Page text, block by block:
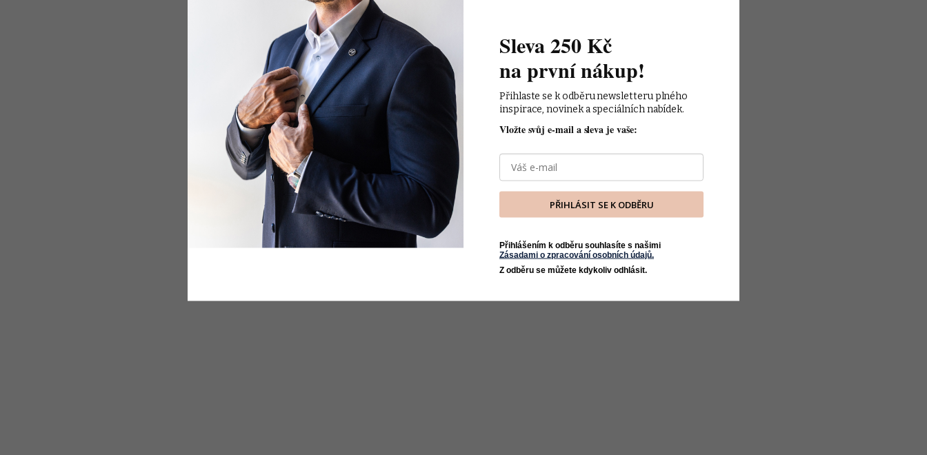
Sleva 250 Kč
na první nákup!
Přihlaste se k odběru newsletteru plného
inspirace, novinek a speciálních nabídek.
Vložte svůj e-mail a sleva je vaše:
PŘIHLÁSIT SE K ODBĚRU
Přihlášením k odběru souhlasíte s našimi
Zásadami o zpracování osobních údajů.
Z odběru se můžete kdykoliv odhlásit.